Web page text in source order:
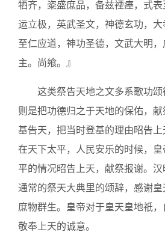
牺齐，粢盛庶品，备兹禋瘗，式
运立极，英武圣文，神德玄功，大
至仁应道，神功圣德，文武大明
主。尚飨。』
这类祭告天地之文多系歌功
则是把功德归之于天地的保佑，
基告天，把当时登基的理由昭告上
在天下太平，人民安乐的时候，
平的情况昭告上天，献祭报谢。
通常的祭天大典里的颂辞，感谢皇
庶物群生。皇帝对于皇天皇地祇
敬奉上天的诚意。